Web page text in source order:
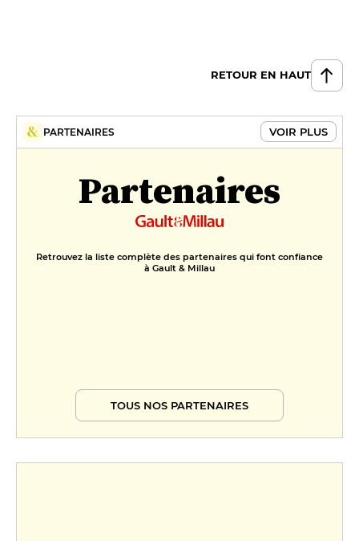
RETOUR EN HAUT
PARTENAIRES VOIR PLUS
Partenaires
Retrouvez la liste complète des partenaires qui font confiance
à Gault & Millau
TOUS NOS PARTENAIRES